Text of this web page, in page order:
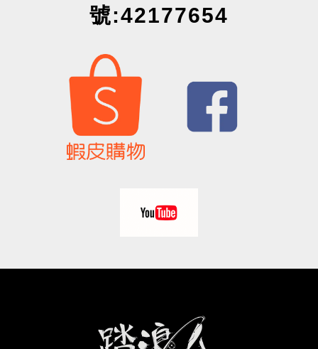
號:42177654